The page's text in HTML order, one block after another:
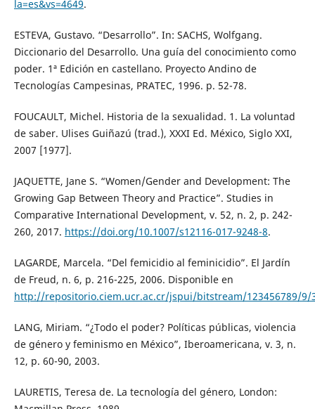
la=es&vs=4649.
ESTEVA, Gustavo. “Desarrollo”. In: SACHS, Wolfgang.
Diccionario del Desarrollo. Una guía del conocimiento como
poder. 1ª Edición en castellano. Proyecto Andino de
Tecnologías Campesinas, PRATEC, 1996. p. 52-78.
FOUCAULT, Michel. Historia de la sexualidad. 1. La voluntad
de saber. Ulises Guiñazú (trad.), XXXI Ed. México, Siglo XXI,
2007 [1977].
JAQUETTE, Jane S. “Women/Gender and Development: The
Growing Gap Between Theory and Practice”. Studies in
Comparative International Development, v. 52, n. 2, p. 242-
260, 2017. https://doi.org/10.1007/s12116-017-9248-8.
LAGARDE, Marcela. “Del femicidio al feminicidio”. El Jardín
de Freud, n. 6, p. 216-225, 2006. Disponible en
http://repositorio.ciem.ucr.ac.cr/jspui/bitstream/123456789/9/
LANG, Miriam. “¿Todo el poder? Políticas públicas, violencia
de género y feminismo en México”, Iberoamericana, v. 3, n.
12, p. 60-90, 2003.
LAURETIS, Teresa de. La tecnología del género, London: